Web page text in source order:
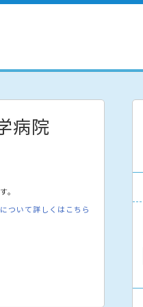
病院
。
ついて詳しくはこちら